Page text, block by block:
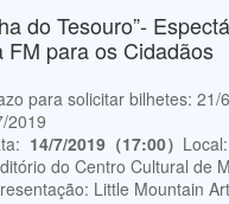
do Tesouro”-
FM para os Cidadãos
para solicitar bilhetes: 21/
2019
14/7/2019（17:00）
do Centro Cultural de
Little Mountain